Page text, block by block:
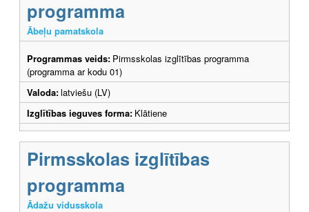
programma
Ābeļu pamatskola
Programmas veids: Pirmsskolas izglītības programma
(programma ar kodu 01)
Valoda:latviešu (LV)
Izglītības ieguves forma: Klātiene
Pirmsskolas izglītības
programma
Ādažu vidusskola